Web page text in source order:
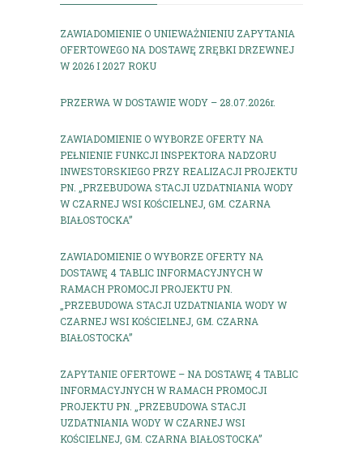
ZAWIADOMIENIE O UNIEWAŻNIENIU ZAPYTANIA
OFERTOWEGO NA DOSTAWĘ ZRĘBKI DRZEWNEJ
W 2026 I 2027 ROKU
PRZERWA W DOSTAWIE WODY – 28.07.2026r.
ZAWIADOMIENIE O WYBORZE OFERTY NA
PEŁNIENIE FUNKCJI INSPEKTORA NADZORU
INWESTORSKIEGO PRZY REALIZACJI PROJEKTU
PN. „PRZEBUDOWA STACJI UZDATNIANIA WODY
W CZARNEJ WSI KOŚCIELNEJ, GM. CZARNA
BIAŁOSTOCKA”
ZAWIADOMIENIE O WYBORZE OFERTY NA
DOSTAWĘ 4 TABLIC INFORMACYJNYCH W
RAMACH PROMOCJI PROJEKTU PN.
„PRZEBUDOWA STACJI UZDATNIANIA WODY W
CZARNEJ WSI KOŚCIELNEJ, GM. CZARNA
BIAŁOSTOCKA”
ZAPYTANIE OFERTOWE – NA DOSTAWĘ 4 TABLIC
INFORMACYJNYCH W RAMACH PROMOCJI
PROJEKTU PN. „PRZEBUDOWA STACJI
UZDATNIANIA WODY W CZARNEJ WSI
KOŚCIELNEJ, GM. CZARNA BIAŁOSTOCKA”